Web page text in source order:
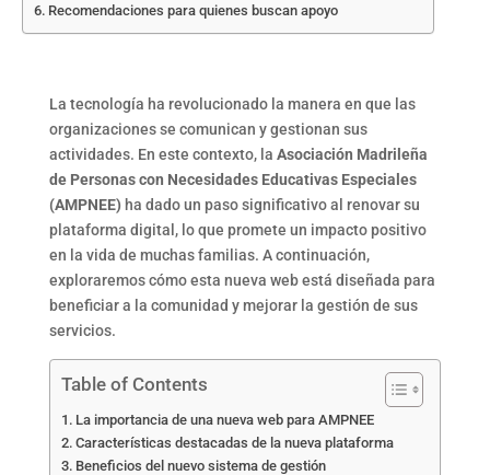
Recomendaciones para quienes buscan apoyo
La tecnología ha revolucionado la manera en que las
organizaciones se comunican y gestionan sus
actividades. En este contexto, la Asociación Madrileña
de Personas con Necesidades Educativas Especiales
(AMPNEE) ha dado un paso significativo al renovar su
plataforma digital, lo que promete un impacto positivo
en la vida de muchas familias. A continuación,
exploraremos cómo esta nueva web está diseñada para
beneficiar a la comunidad y mejorar la gestión de sus
servicios.
Table of Contents
La importancia de una nueva web para AMPNEE
Características destacadas de la nueva plataforma
Beneficios del nuevo sistema de gestión